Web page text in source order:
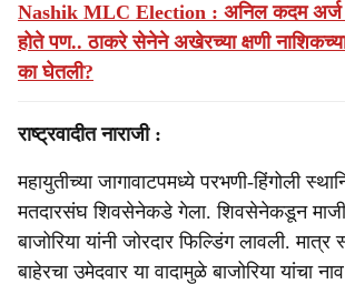
Nashik MLC Election : अनिल कदम अर्ज
होते पण.. ठाकरे सेनेने अखेरच्या क्षणी नाशिकच्या
का घेतली?
राष्ट्रवादीत नाराजी :
महायुतीच्या जागावाटपमध्ये परभणी-हिंगोली
मतदारसंघ शिवसेनेकडे गेला. शिवसेनेकडून माजी
बाजोरिया यांनी जोरदार फिल्डिंग लावली. मात्र
बाहेरचा उमेदवार या वादामुळे बाजोरिया यांचा